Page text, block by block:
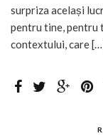
surpriza același
pentru tine, pentru
contextului, care